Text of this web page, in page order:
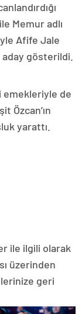
Memur adlı
Afife Jale
gösterildi.
emekleriyle de
Özcan’ın
yarattı.
ile ilgili olarak
üzerinden
geri